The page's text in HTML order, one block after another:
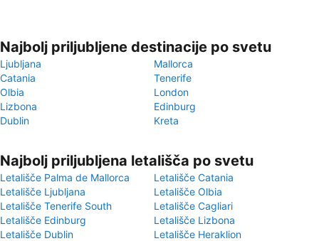
Najbolj priljubljene destinacije po svetu
Ljubljana
Mallorca
Catania
Tenerife
Olbia
London
Lizbona
Edinburg
Dublin
Kreta
Najbolj priljubljena letališča po svetu
Letališče Palma de Mallorca
Letališče Catania
Letališče Ljubljana
Letališče Olbia
Letališče Tenerife South
Letališče Cagliari
Letališče Edinburg
Letališče Lizbona
Letališče Dublin
Letališče Heraklion